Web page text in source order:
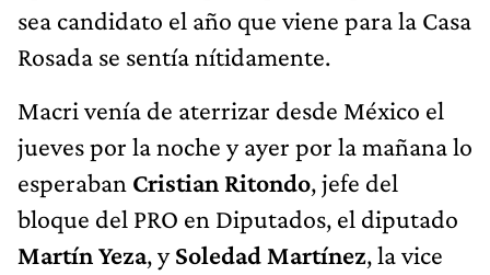
sea candidato el año que viene para la Casa
Rosada se sentía nítidamente.
Macri venía de aterrizar desde México el
jueves por la noche y ayer por la mañana lo
esperaban Cristian Ritondo, jefe del
bloque del PRO en Diputados, el diputado
Martín Yeza, ySoledad Martínez, la vice